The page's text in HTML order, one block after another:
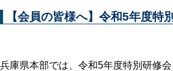
【会員の皆様へ】令和5年度特
兵庫県本部では、令和5年度特別研修